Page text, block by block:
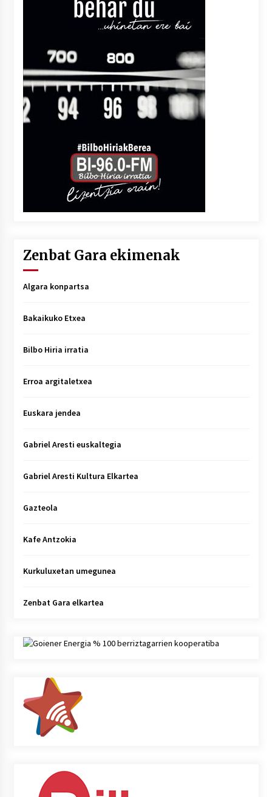
Zenbat Gara ekimenak
Algara konpartsa
Bakaikuko Etxea
Bilbo Hiria irratia
Erroa argitaletxea
Euskara jendea
Gabriel Aresti euskaltegia
Gabriel Aresti Kultura Elkartea
Gazteola
Kafe Antzokia
Kurkuluxetan umegunea
Zenbat Gara elkartea